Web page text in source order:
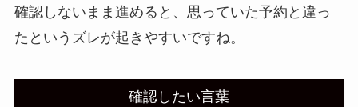
確認しないまま進めると、思っていた予約と違っ
たというズレが起きやすいですね。
確認したい言葉